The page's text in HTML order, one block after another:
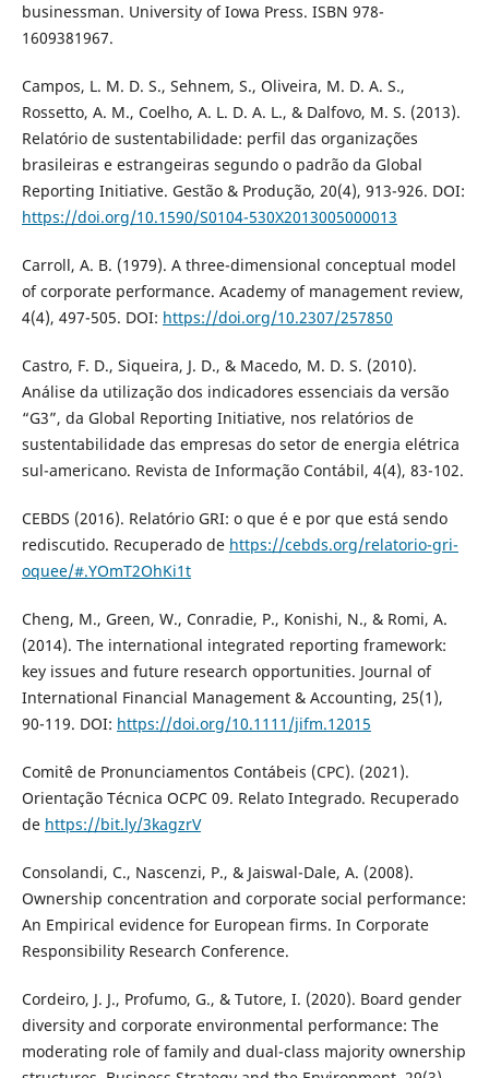
businessman. University of Iowa Press. ISBN 978-
1609381967.
Campos, L. M. D. S., Sehnem, S., Oliveira, M. D. A. S.,
Rossetto, A. M., Coelho, A. L. D. A. L., & Dalfovo, M. S. (2013).
Relatório de sustentabilidade: perfil das organizações
brasileiras e estrangeiras segundo o padrão da Global
Reporting Initiative. Gestão & Produção, 20(4), 913-926. DOI:
https://doi.org/10.1590/S0104-530X2013005000013
Carroll, A. B. (1979). A three-dimensional conceptual model
of corporate performance. Academy of management review,
4(4), 497-505. DOI: https://doi.org/10.2307/257850
Castro, F. D., Siqueira, J. D., & Macedo, M. D. S. (2010).
Análise da utilização dos indicadores essenciais da versão
“G3”, da Global Reporting Initiative, nos relatórios de
sustentabilidade das empresas do setor de energia elétrica
sul-americano. Revista de Informação Contábil, 4(4), 83-102.
CEBDS (2016). Relatório GRI: o que é e por que está sendo
rediscutido. Recuperado de https://cebds.org/relatorio-gri-
oquee/#.YOmT2OhKi1t
Cheng, M., Green, W., Conradie, P., Konishi, N., & Romi, A.
(2014). The international integrated reporting framework:
key issues and future research opportunities. Journal of
International Financial Management & Accounting, 25(1),
90-119. DOI: https://doi.org/10.1111/jifm.12015
Comitê de Pronunciamentos Contábeis (CPC). (2021).
Orientação Técnica OCPC 09. Relato Integrado. Recuperado
de https://bit.ly/3kagzrV
Consolandi, C., Nascenzi, P., & Jaiswal-Dale, A. (2008).
Ownership concentration and corporate social performance:
An Empirical evidence for European firms. In Corporate
Responsibility Research Conference.
Cordeiro, J. J., Profumo, G., & Tutore, I. (2020). Board gender
diversity and corporate environmental performance: The
moderating role of family and dual-class majority ownership